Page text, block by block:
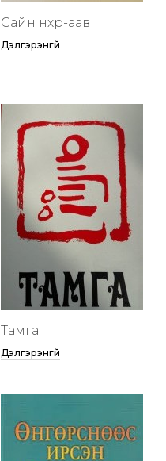
Сайн нөхөр-аав
Дэлгэрэнгүй
Тамга
Дэлгэрэнгүй